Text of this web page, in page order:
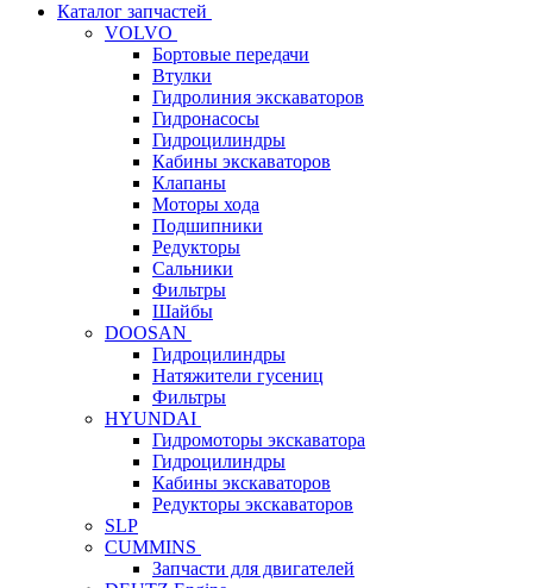
Каталог запчастей
VOLVO
Бортовые передачи
Втулки
Гидролиния экскаваторов
Гидронасосы
Гидроцилиндры
Кабины экскаваторов
Клапаны
Моторы хода
Подшипники
Редукторы
Сальники
Фильтры
Шайбы
DOOSAN
Гидроцилиндры
Натяжители гусениц
Фильтры
HYUNDAI
Гидромоторы экскаватора
Гидроцилиндры
Кабины экскаваторов
Редукторы экскаваторов
SLP
CUMMINS
Запчасти для двигателей